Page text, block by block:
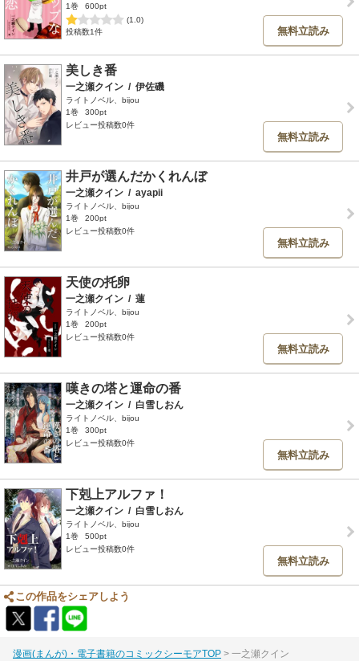
1巻
600pt
(1.0)
投稿数1件
無料立読み
美しき番
一之瀬クイン / 伊佐磯
ライトノベル、bijou
1巻
300pt
レビュー投稿数0件
無料立読み
井戸が選んだかくれんぼ
一之瀬クイン / ayapii
ライトノベル、bijou
1巻
200pt
レビュー投稿数0件
無料立読み
天使の托卵
一之瀬クイン / 蓮
ライトノベル、bijou
1巻
200pt
レビュー投稿数0件
無料立読み
嘆きの塔と運命の番
一之瀬クイン / 白雪しおん
ライトノベル、bijou
1巻
300pt
レビュー投稿数0件
無料立読み
下剋上アルファ！
一之瀬クイン / 白雪しおん
ライトノベル、bijou
1巻
500pt
レビュー投稿数0件
無料立読み
この作品をシェアしよう
漫画(まんが)・電子書籍のコミックシーモアTOP 一之瀬クイン